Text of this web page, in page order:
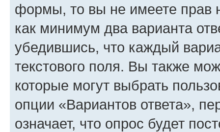
формы, то вы не имеете прав
как минимум два варианта
убедившись, что каждый
текстового поля. Вы также
которые могут выбрать
опции «Вариантов ответа»,
означает, что опрос будет